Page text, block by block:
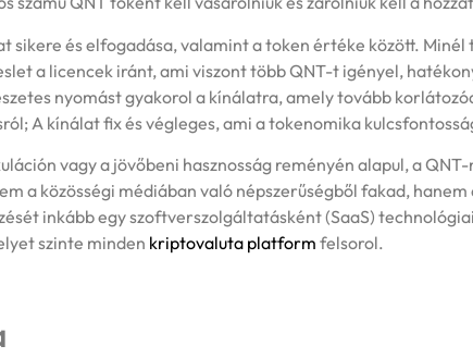
sikere és elfogadása, valamint a token értéke között. Minél
a licencek iránt, ami viszont több QNT-t igényel,
nyomást gyakorol a kínálatra, amely tovább
A kínálat fix és végleges, ami a tokenomika
vagy a jövőbeni hasznosság reményén alapul, a
a közösségi médiában való népszerűségből fakad,
inkább egy szoftverszolgáltatásként (SaaS)
szinte minden kriptovaluta platform felsorol.